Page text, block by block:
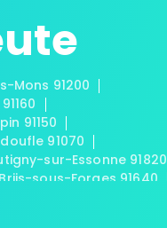
Mons 91200
91150
91070
sur-Essonne 91820
Briis-sous-Forges 91640